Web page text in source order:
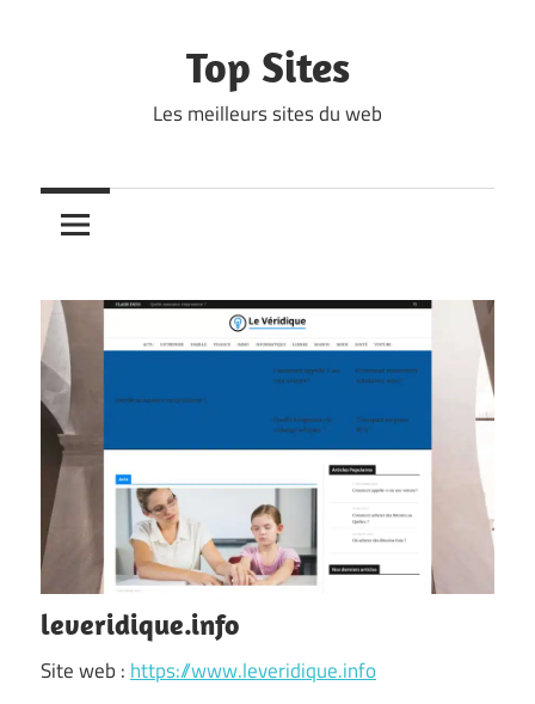
Top Sites
Les meilleurs sites du web
leveridique.info
Site web : https://www.leveridique.info